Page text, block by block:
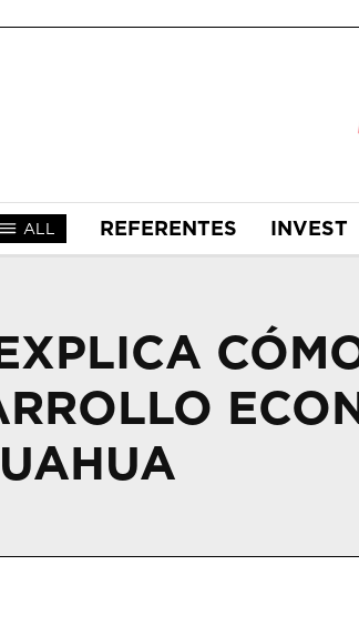
ALL REFERENTES INVEST